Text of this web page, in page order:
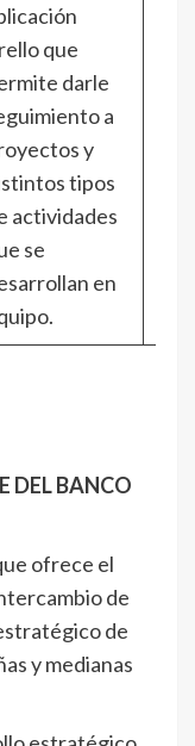
que
darle
a
y
tipos
actividades
se
en
DEL BANCO
ofrece el
de
de
y medianas